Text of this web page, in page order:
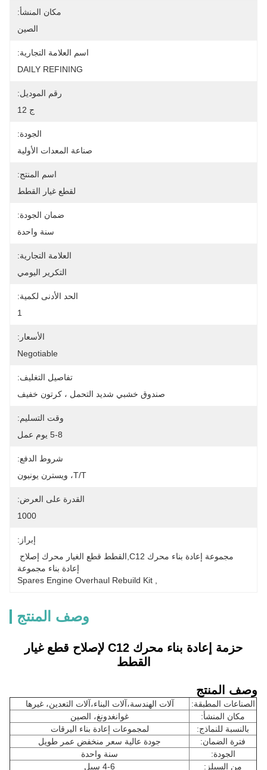
مكان المنشأ:
الصين
اسم العلامة التجارية:
DAILY REFINING
رقم الموديل:
ج 12
الجودة:
صناعة المعدات الأولية
اسم المنتج:
لقطع غيار القطط
ضمان الجودة:
سنة واحدة
العلامة التجارية:
التكرير اليومي
الحد الأدنى لكمية:
1
الأسعار:
Negotiable
تفاصيل التغليف:
صندوق خشبي شديد التحمل ، كرتون خفيف
وقت التسليم:
5-8 يوم عمل
شروط الدفع:
T/T، ويسترن يونيون
القدرة على العرض:
1000
إبراز:
إعادة بناء مجموعة
Spares Engine Overhaul Rebuild Kit
وصف المنتج
حزمة إعادة بناء محرك C12 لإصلاح قطع غيار
القطط
وصف المنتج
الصناعات المطبقة:
آلات الهندسة،آلات البناء،آلات التعدين، غيرها
مكان المنشأ:
غوانغدونغ، الصين
بالنسبة للنماذج:
لمجموعات إعادة بناء اليرقات
فترة الضمان:
جودة عالية سعر منخفض عمر طويل
الجودة:
سنة واحدة
من السيلز:
4-6 سيل